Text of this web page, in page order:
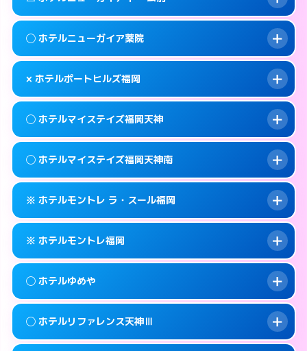
info このホテルの詳細ページを見る →
smartphone 092-737-3233
map 福岡市中央区天神3-5-18
info このホテルの詳細ページを見る →
案内方法:
女性が直接お部屋まで伺います。
smartphone 092-714-1111
map 福岡市中央区渡辺通1-1-2
info このホテルの詳細ページを見る →
案内方法: 状況により派遣できません。
smartphone 092-737-3901
map 福岡市中央区地行1-4-6
info このホテルの詳細ページを見る →
◯ ホテルニューガイア薬院
案内方法:
女性が直接お部屋まで伺います。
smartphone 092-534-4126
map 福岡市中央区大宮1-1-6
info このホテルの詳細ページを見る →
× ホテルポートヒルズ福岡
案内方法:
派遣できません。
smartphone 092-741-3535
map 福岡市中央区西公園14-24
info このホテルの詳細ページを見る →
◯ ホテルマイステイズ福岡天神
案内方法: 女性が直接お部屋まで伺います。
smartphone 092-687-1100
map 福岡市中央区天神3-5-7
info このホテルの詳細ページを見る →
◯ ホテルマイステイズ福岡天神南
案内方法: 女性が直接お部屋まで伺います。
smartphone 092-286-1700
map 福岡市中央区春吉3-14-20
info このホテルの詳細ページを見る →
※ ホテルモントレ ラ・スール福岡
案内方法: カードキーにつきホテルの入り口で
待ち合わせ。
※ ホテルモントレ福岡
案内方法:
カードキーにつきホテルの入り口で
待ち合わせ。
◯ ホテルゆめや
◯ ホテルリファレンス天神Ⅲ